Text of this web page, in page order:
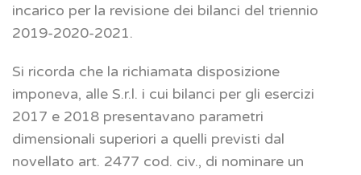
incarico per la revisione dei bilanci del triennio
2019-2020-2021.
Si ricorda che la richiamata disposizione
imponeva, alle S.r.l. i cui bilanci per gli esercizi
2017 e 2018 presentavano parametri
dimensionali superiori a quelli previsti dal
novellato art. 2477 cod. civ., di nominare un